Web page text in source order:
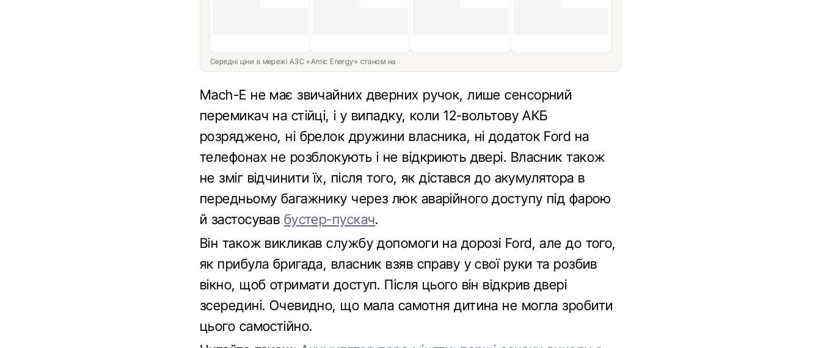
Середні ціни в мережі АЗС «Amic Energy» станом на
Mach-E не має звичайних дверних ручок, лише сенсорний
перемикач на стійці, і у випадку, коли 12-вольтову АКБ
розряджено, ні брелок дружини власника, ні додаток Ford на
телефонах не розблокують і не відкриють двері. Власник також
не зміг відчинити їх, після того, як дістався до акумулятора в
передньому багажнику через люк аварійного доступу під фарою
й застосував бустер-пускач.
Він також викликав службу допомоги на дорозі Ford, але до того,
як прибула бригада, власник взяв справу у свої руки та розбив
вікно, щоб отримати доступ. Після цього він відкрив двері
зсередині. Очевидно, що мала самотня дитина не могла зробити
цього самостійно.